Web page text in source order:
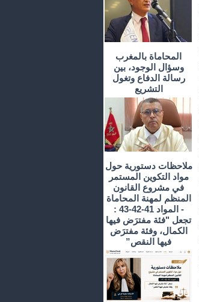
المحاماة بالمغرب
وسؤال الوجود، بين
رسالة الدفاع وتغول
التشريع
ملاحظات دستورية حول
مواد التكوين المستمر
في مشروع القانون
المنظم لمهنة المحاماة
- المواد 41-42-43 :
تجعل "فئة مفترَض فيها
الكمال، وفئة مفترَض
فيها النقص”